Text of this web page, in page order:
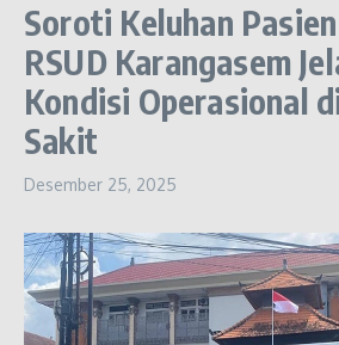
Soroti Keluhan
RSUD Karangasem
Kondisi Operasional
Sakit
Desember 25, 2025